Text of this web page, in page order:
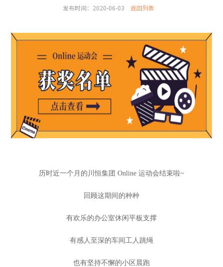
发布时间：2020-06-03 返回列表
历时近一个月的川恒集团 Online 运动会结束啦~
回顾这期间的种种
有欢乐的办公室休闲平板支撑
有感人至深的车间工人跳绳
也有坚持不懈的小区晨跑